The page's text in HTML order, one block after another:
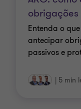
Entenda o
antecipar
passivos e
5 min